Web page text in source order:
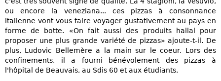
ou encore la veneziana... ces pizzas à consonnance
italienne vont vous faire voyager gustativement au pays en
forme de botte. «On fait aussi des produits hallal pour
proposer une plus grande variété de pizzas» ajoute-t-il. De
plus, Ludovic Bellemère a la main sur le coeur. Lors des
confinements, il a fourni bénévolement des pizzas à
l'hôpital de Beauvais, au Sdis 60 et aux étudiants.